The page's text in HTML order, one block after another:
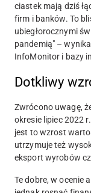
ciastek mają dziś
firm i banków. To
ubiegłorocznymi
pandemią" –
InfoMonitor i bazy
Dotkliwy
Zwrócono uwagę,
okresie lipiec 2022
jest to wzrost
utrzymuje też
eksport wyrobów
Te dobre, w ocenie